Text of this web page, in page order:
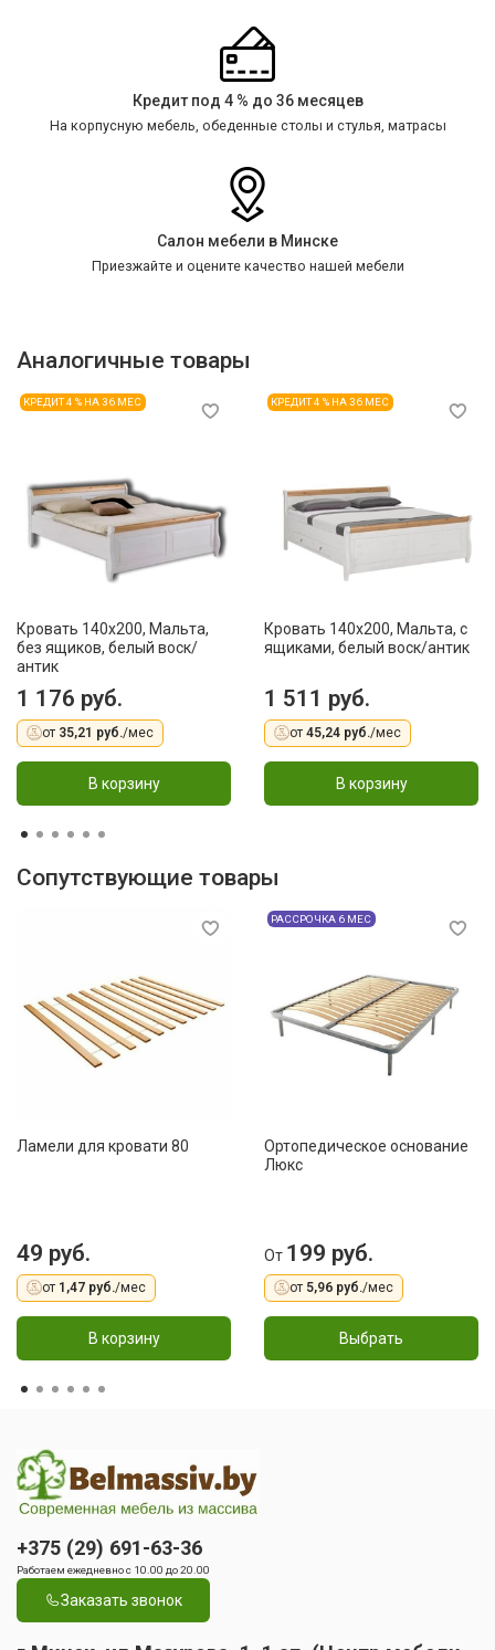
Кредит под 4 % до 36 месяцев
На корпусную мебель, обеденные столы и стулья, матрасы
Салон мебели в Минске
Приезжайте и оцените качество нашей мебели
Аналогичные товары
КРЕДИТ 4 % НА 36 МЕС
Кровать 140x200, Мальта,
без ящиков, белый воск/
антик
1 176 руб.
от 35,21 руб./мес
В корзину
КРЕДИТ 4 % НА 36 МЕС
Кровать 140x200, Мальта, с
ящиками, белый воск/антик
1 511 руб.
от 45,24 руб./мес
В корзину
Сопутствующие товары
Ламели для кровати 80
49 руб.
от 1,47 руб./мес
В корзину
РАССРОЧКА 6 МЕС
Ортопедическое основание
Люкс
От 199 руб.
от 5,96 руб./мес
Выбрать
+375 (29) 691-63-36
Работаем ежедневно с 10.00 до 20.00
Заказать звонок